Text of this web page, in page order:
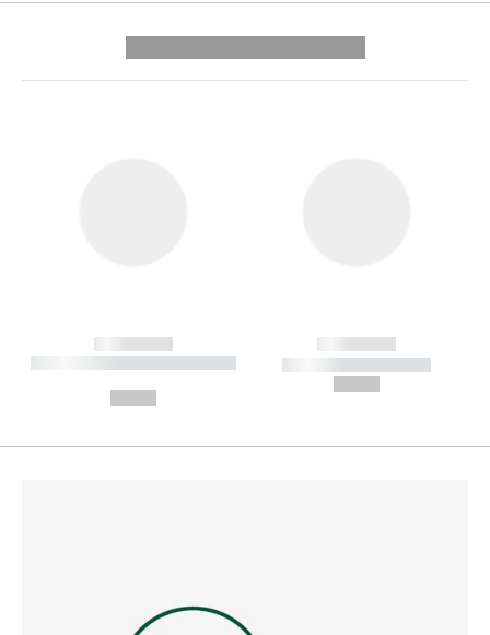
------------
----------- ----------- --------
------------
----------- -----------